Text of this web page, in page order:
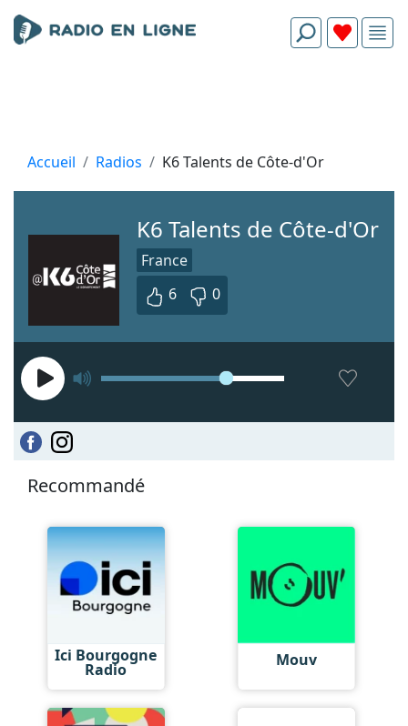
Accueil Radios K6 Talents de Côte-d'Or
K6 Talents de Côte-d'Or
France
6
0
Recommandé
Ici Bourgogne
Radio Mouv